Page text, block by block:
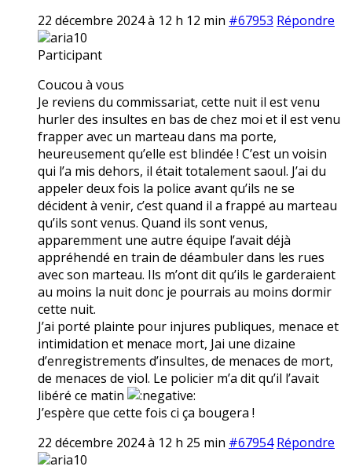
22 décembre 2024 à 12 h 12 min #67953 Répondre
aria10
Participant
Coucou à vous
Je reviens du commissariat, cette nuit il est venu
hurler des insultes en bas de chez moi et il est venu
frapper avec un marteau dans ma porte,
heureusement qu’elle est blindée ! C’est un voisin
qui l’a mis dehors, il était totalement saoul. J’ai du
appeler deux fois la police avant qu’ils ne se
décident à venir, c’est quand il a frappé au marteau
qu’ils sont venus. Quand ils sont venus,
apparemment une autre équipe l’avait déjà
appréhendé en train de déambuler dans les rues
avec son marteau. Ils m’ont dit qu’ils le garderaient
au moins la nuit donc je pourrais au moins dormir
cette nuit.
J’ai porté plainte pour injures publiques, menace et
intimidation et menace mort, Jai une dizaine
d’enregistrements d’insultes, de menaces de mort,
de menaces de viol. Le policier m’a dit qu’il l’avait
libéré ce matin
J’espère que cette fois ci ça bougera !
22 décembre 2024 à 12 h 25 min #67954 Répondre
aria10